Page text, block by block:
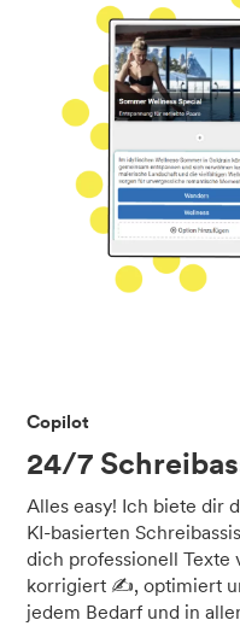
Copilot
24/7
Alles easy! Ich biete dir
KI-basierten
dich professionell Texte
korrigiert ✍️, optimiert
jedem Bedarf und in